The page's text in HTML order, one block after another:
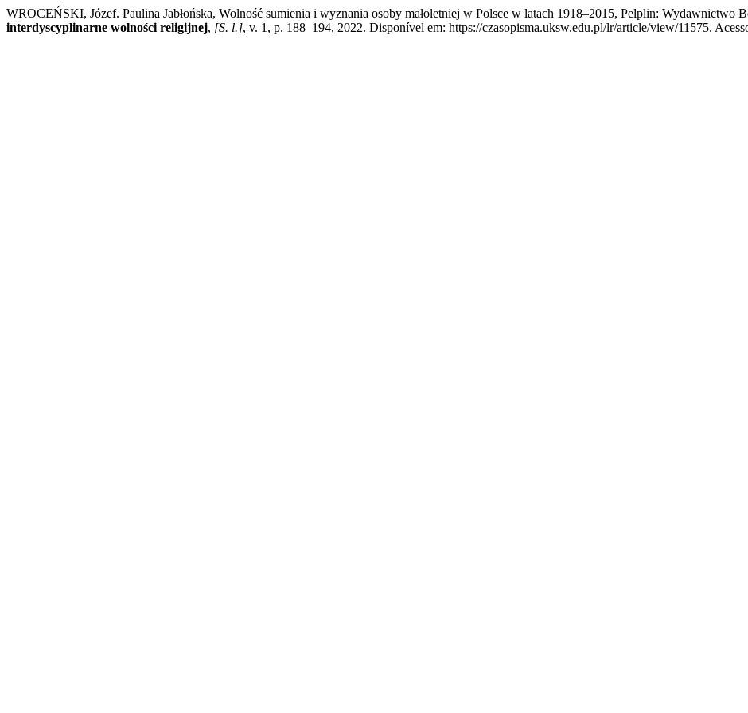
WROCEŃSKI, Józef. Paulina Jabłońska, Wolność sumienia i wyznania osoby małoletniej w Polsce w latach 1918–2015, Pelplin: Wydawnictwo
interdyscyplinarne wolności religijnej, [S. l.], v. 1, p. 188–194, 2022. Disponível em: https://czasopisma.uksw.edu.pl/lr/article/view/11575.